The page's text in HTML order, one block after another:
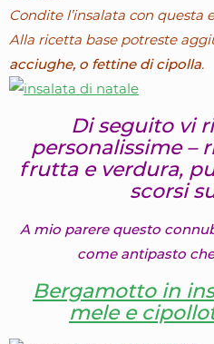
Condite l’insalata con questa
Alla ricetta base potreste
acciughe, o fettine di cipolla.
Di seguito vi
personalissime –
frutta e verdura,
scorsi
A mio parere questo
come antipasto
Bergamotto in
mele e